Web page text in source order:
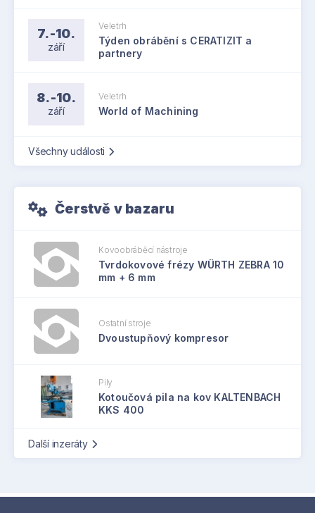
7.-10.
září
Veletrh
Týden obrábění s CERATIZIT a
partnery
8.-10.
září
Veletrh
World of Machining
Všechny události
Čerstvě v bazaru
Kovoobráběcí nástroje
Tvrdokovové frézy WÜRTH ZEBRA 10
mm + 6 mm
Ostatní stroje
Dvoustupňový kompresor
Pily
Kotoučová pila na kov KALTENBACH
KKS 400
Další inzeráty